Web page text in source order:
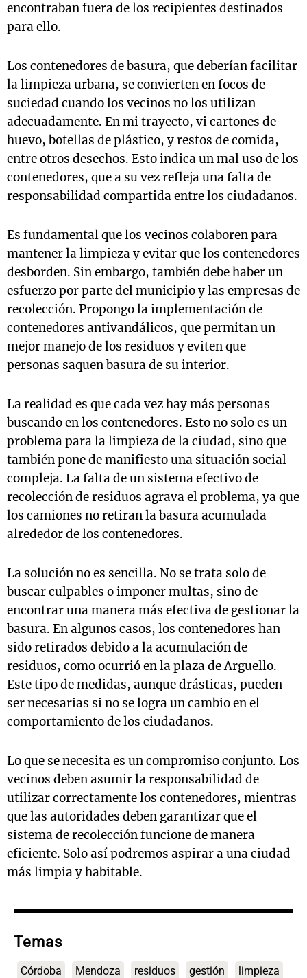
encontraban fuera de los recipientes destinados
para ello.
Los contenedores de basura, que deberían facilitar
la limpieza urbana, se convierten en focos de
suciedad cuando los vecinos no los utilizan
adecuadamente. En mi trayecto, vi cartones de
huevo, botellas de plástico, y restos de comida,
entre otros desechos. Esto indica un mal uso de los
contenedores, que a su vez refleja una falta de
responsabilidad compartida entre los ciudadanos.
Es fundamental que los vecinos colaboren para
mantener la limpieza y evitar que los contenedores
desborden. Sin embargo, también debe haber un
esfuerzo por parte del municipio y las empresas de
recolección. Propongo la implementación de
contenedores antivandálicos, que permitan un
mejor manejo de los residuos y eviten que
personas saquen basura de su interior.
La realidad es que cada vez hay más personas
buscando en los contenedores. Esto no solo es un
problema para la limpieza de la ciudad, sino que
también pone de manifiesto una situación social
compleja. La falta de un sistema efectivo de
recolección de residuos agrava el problema, ya que
los camiones no retiran la basura acumulada
alrededor de los contenedores.
La solución no es sencilla. No se trata solo de
buscar culpables o imponer multas, sino de
encontrar una manera más efectiva de gestionar la
basura. En algunos casos, los contenedores han
sido retirados debido a la acumulación de
residuos, como ocurrió en la plaza de Arguello.
Este tipo de medidas, aunque drásticas, pueden
ser necesarias si no se logra un cambio en el
comportamiento de los ciudadanos.
Lo que se necesita es un compromiso conjunto. Los
vecinos deben asumir la responsabilidad de
utilizar correctamente los contenedores, mientras
que las autoridades deben garantizar que el
sistema de recolección funcione de manera
eficiente. Solo así podremos aspirar a una ciudad
más limpia y habitable.
Temas
Córdoba Mendoza residuos gestión limpieza